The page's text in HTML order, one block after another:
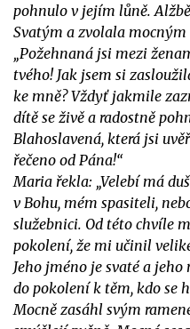
pohnulo v jejím lůně.
Svatým a zvolala mocným
„Požehnaná jsi mezi
tvého! Jak jsem si
ke mně? Vždyť jakmile
dítě se živě a radostně
Blahoslavená, která jsi
řečeno od Pána!“
Maria řekla: „Velebí má
v Bohu, mém spasiteli,
služebnici. Od této chvíle
pokolení, že mi učinil
Jeho jméno je svaté a
do pokolení k těm, kdo se
Mocně zasáhl svým